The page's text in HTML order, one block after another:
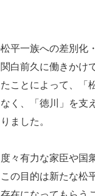
平一族への差別化
白前久に働きかけ
ことによって、「
く、「徳川」を支
ました。
々有力な家臣や国
の目的は新たな松